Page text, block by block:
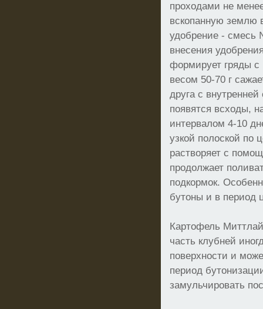
проходами не
вскопанную землю
удобрение -
внесения
формирует гряды
весом 50-70 г
друга с
появятся всходы,
интервалом 4-10
узкой полоской по
растворяет с
продолжает
подкормок.
бутоны и в период
Картофель
часть клубней
поверхности и
период
замульчировать